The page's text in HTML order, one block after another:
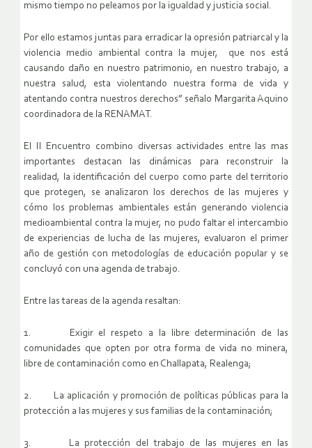
mismo tiempo no peleamos por la igualdad y justicia social.
Por ello estamos juntas para erradicar la opresión patriarcal y la
violencia medio ambiental contra la mujer, que nos está
causando daño en nuestro patrimonio, en nuestro trabajo, a
nuestra salud, esta violentando nuestra forma de vida y
atentando contra nuestros derechos” señalo Margarita Aquino
coordinadora de la RENAMAT.
El II Encuentro combino diversas actividades entre las mas
importantes destacan las dinámicas para reconstruir la
realidad, la identificación del cuerpo como parte del territorio
que protegen, se analizaron los derechos de las mujeres y
cómo los problemas ambientales están generando violencia
medioambiental contra la mujer, no pudo faltar el intercambio
de experiencias de lucha de las mujeres, evaluaron el primer
año de gestión con metodologías de educación popular y se
concluyó con una agenda de trabajo.
Entre las tareas de la agenda resaltan:
1. Exigir el respeto a la libre determinación de las
comunidades que opten por otra forma de vida no minera,
libre de contaminación como en Challapata, Realenga;
2. La aplicación y promoción de políticas públicas para la
protección a las mujeres y sus familias de la contaminación;
3. La protección del trabajo de las mujeres en las